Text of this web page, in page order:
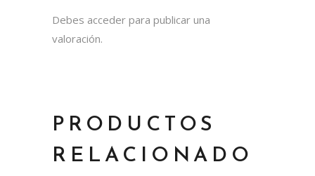
Debes acceder para publicar una
valoración.
PRODUCTOS
RELACIONADO